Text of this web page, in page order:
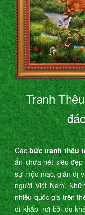
Tranh
Cácbức tranh thêu
ẩn chứa nét siêu
sự mộc mạc, giản dị
người Việt Nam.
nhiều quốc gia trên
đi khắp nơi bởi du